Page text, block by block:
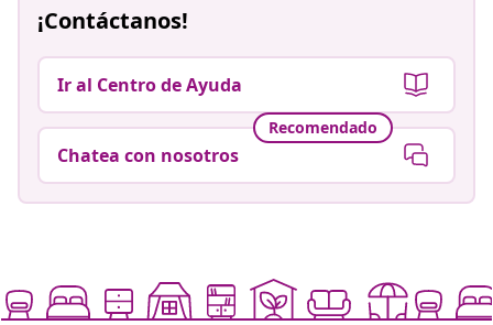
¡Contáctanos!
Ir al Centro de Ayuda
Recomendado
Chatea con nosotros